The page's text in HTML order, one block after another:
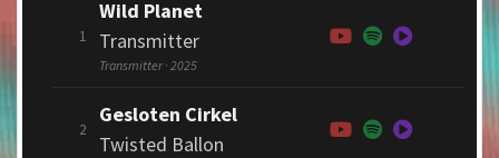
1
Wild Planet
Transmitter
Transmitter · 2025
2
Gesloten Cirkel
Twisted Ballon